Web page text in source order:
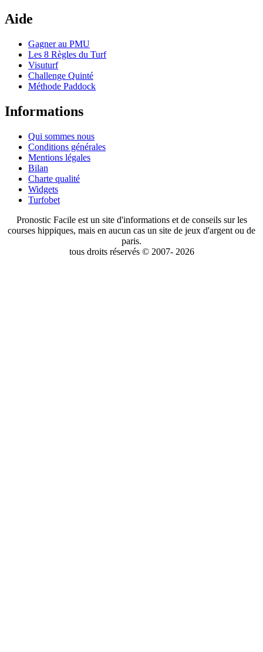
Aide
Gagner au PMU
Les 8 Règles du Turf
Visuturf
Challenge Quinté
Méthode Paddock
Informations
Qui sommes nous
Conditions générales
Mentions légales
Bilan
Charte qualité
Widgets
Turfobet
Pronostic Facile est un site d'informations et de conseils sur les
courses hippiques, mais en aucun cas un site de jeux d'argent ou de
paris.
tous droits réservés © 2007- 2026